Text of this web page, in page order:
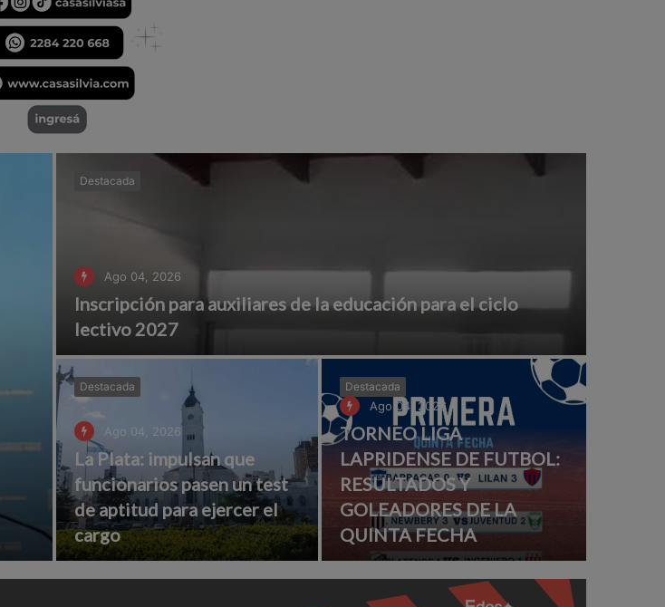
Destacada
Ago 04, 2026
Inscripción para auxiliares de la educación para el ciclo
lectivo 2027
Destacada
Ago 04, 2026
La Plata: impulsan que
funcionarios pasen un test
de aptitud para ejercer el
cargo
Destacada
Ago 04, 2026
TORNEO LIGA
LAPRIDENSE DE FUTBOL:
RESULTADOS Y
GOLEADORES DE LA
QUINTA FECHA